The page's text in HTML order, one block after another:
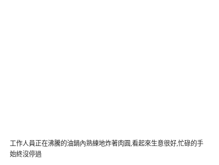
工作人員正在沸騰的油鍋內熟練地炸著肉圓,看起來生意很好,忙碌的手
始終沒停過